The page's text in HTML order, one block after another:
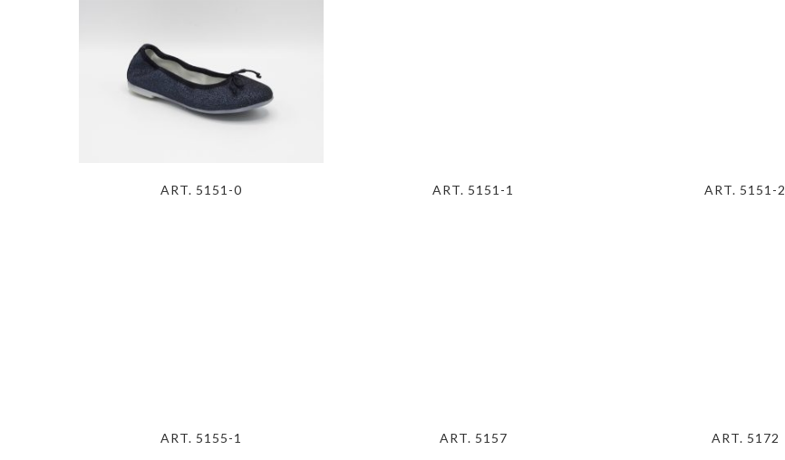
ART. 5151-0 ART. 5151-1 ART. 5151-2
ART. 5155-1 ART. 5157 ART. 5172